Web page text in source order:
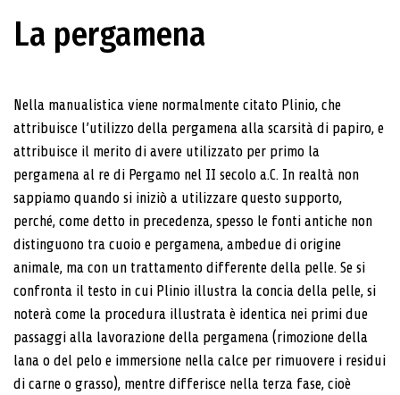
La pergamena
Nella manualistica viene normalmente citato Plinio, che
attribuisce l’utilizzo della pergamena alla scarsità di papiro, e
attribuisce il merito di avere utilizzato per primo la
pergamena al re di Pergamo nel II secolo a.C. In realtà non
sappiamo quando si iniziò a utilizzare questo supporto,
perché, come detto in precedenza, spesso le fonti antiche non
distinguono tra cuoio e pergamena, ambedue di origine
animale, ma con un trattamento differente della pelle. Se si
confronta il testo in cui Plinio illustra la concia della pelle, si
noterà come la procedura illustrata è identica nei primi due
passaggi alla lavorazione della pergamena (rimozione della
lana o del pelo e immersione nella calce per rimuovere i residui
di carne o grasso), mentre differisce nella terza fase, cioè